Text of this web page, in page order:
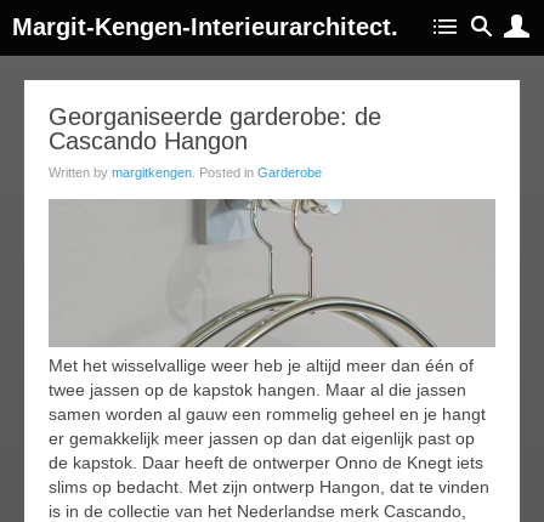
Margit-Kengen-Interieurarchitect.
Georganiseerde garderobe: de
Cascando Hangon
Written by margitkengen . Posted in Garderobe
Met het wisselvallige weer heb je altijd meer dan één of
twee jassen op de kapstok hangen. Maar al die jassen
samen worden al gauw een rommelig geheel en je hangt
er gemakkelijk meer jassen op dan dat eigenlijk past op
de kapstok. Daar heeft de ontwerper Onno de Knegt iets
slims op bedacht. Met zijn ontwerp Hangon, dat te vinden
is in de collectie van het Nederlandse merk Cascando,